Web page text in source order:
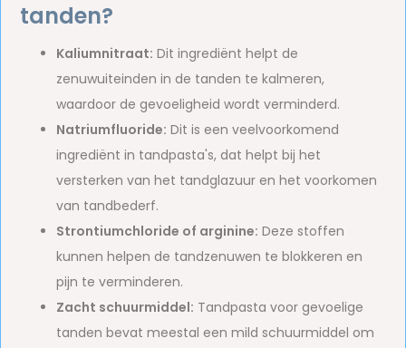
tanden?
Kaliumnitraat: Dit ingrediënt helpt de
zenuwuiteinden in de tanden te kalmeren,
waardoor de gevoeligheid wordt verminderd.
Natriumfluoride: Dit is een veelvoorkomend
ingrediënt in tandpasta's, dat helpt bij het
versterken van het tandglazuur en het voorkomen
van tandbederf.
Strontiumchloride of arginine: Deze stoffen
kunnen helpen de tandzenuwen te blokkeren en
pijn te verminderen.
Zacht schuurmiddel: Tandpasta voor gevoelige
tanden bevat meestal een mild schuurmiddel om